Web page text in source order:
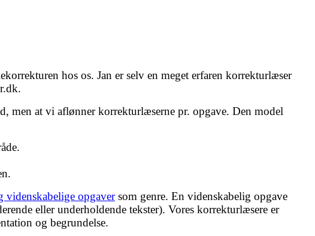
hos os. Jan er selv en meget erfaren korrekturlæser
men at vi aflønner korrekturlæserne pr. opgave. Den model
videnskabelige opgaversom genre. En videnskabelig opgave
eller underholdende tekster). Vores korrekturlæsere er
og begrundelse.